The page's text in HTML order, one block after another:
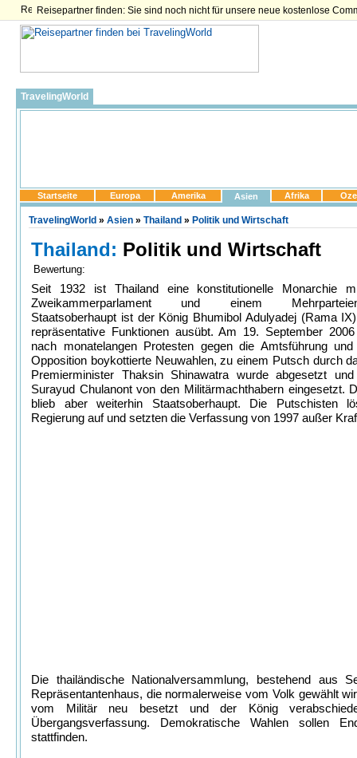
Reisepartner finden: Sie sind noch nicht für unsere neue kostenlose
TravelingWorld
Startseite Europa Amerika Asien Afrika
TravelingWorld » Asien » Thailand » Politik und Wirtschaft
Thailand: Politik und Wirtschaft
Bewertung:
Seit 1932 ist Thailand eine konstitutionelle Monarchie
Zweikammerparlament und einem
Staatsoberhaupt ist der König Bhumibol Adulyadej (Rama
repräsentative Funktionen ausübt. Am 19. September
nach monatelangen Protesten gegen die Amtsführung
Opposition boykottierte Neuwahlen, zu einem Putsch durch
Premierminister Thaksin Shinawatra wurde abgesetzt
Surayud Chulanont von den Militärmachthabern eingesetzt.
blieb aber weiterhin Staatsoberhaupt. Die Putschisten
Regierung auf und setzten die Verfassung von 1997 außer
Die thailändische Nationalversammlung, bestehend aus
Repräsentantenhaus, die normalerweise vom Volk gewählt
vom Militär neu besetzt und der König
Übergangsverfassung. Demokratische Wahlen sollen
stattfinden.